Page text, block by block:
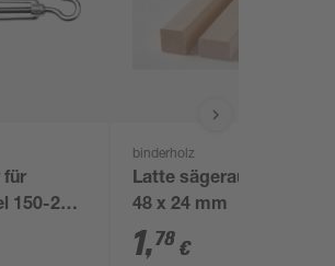
für
150-218
binderholz
Latte sägerau 2000 x
48 x 24 mm
1,78 €